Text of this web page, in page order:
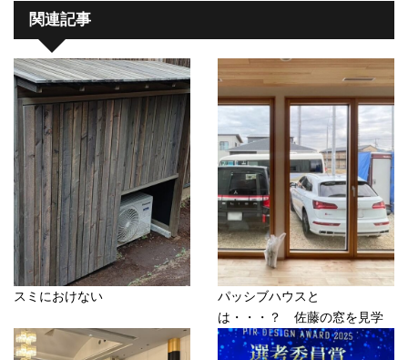
関連記事
スミにおけない
パッシブハウスと
は・・・？ 佐藤の窓を見学